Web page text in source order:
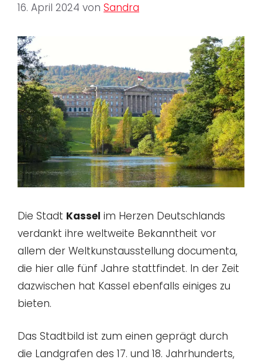
16. April 2024 von Sandra
Die Stadt Kassel im Herzen Deutschlands
verdankt ihre weltweite Bekanntheit vor
allem der Weltkunstausstellung documenta,
die hier alle fünf Jahre stattfindet. In der Zeit
dazwischen hat Kassel ebenfalls einiges zu
bieten.
Das Stadtbild ist zum einen geprägt durch
die Landgrafen des 17. und 18. Jahrhunderts,